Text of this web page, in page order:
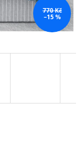
770 Kč
–15 %